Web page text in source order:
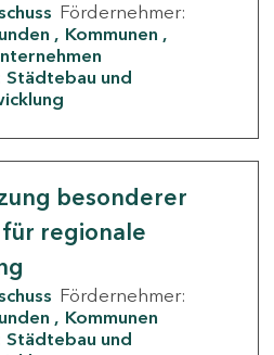
Fördernehmer:
Kommunen
Städtebau und
besonderer
regionale
Fördernehmer:
Kommunen
Städtebau und